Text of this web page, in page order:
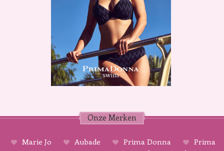
Onze Merken
Marie Jo Aubade Prima Donna
Prima